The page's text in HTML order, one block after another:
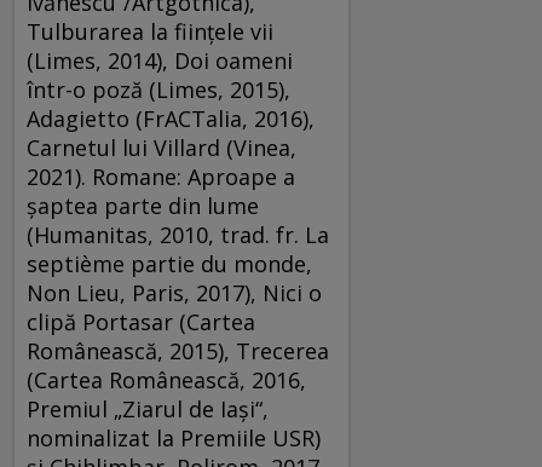
Tulburarea la ființele vii
(Limes, 2014), Doi oameni
într-o poză (Limes, 2015),
Adagietto (FrACTalia, 2016),
Carnetul lui Villard (Vinea,
2021). Romane: Aproape a
șaptea parte din lume
(Humanitas, 2010, trad. fr. La
septième partie du monde,
Non Lieu, Paris, 2017), Nici o
clipă Portasar (Cartea
Românească, 2015), Trecerea
(Cartea Românească, 2016,
Premiul „Ziarul de Iași“,
nominalizat la Premiile USR)